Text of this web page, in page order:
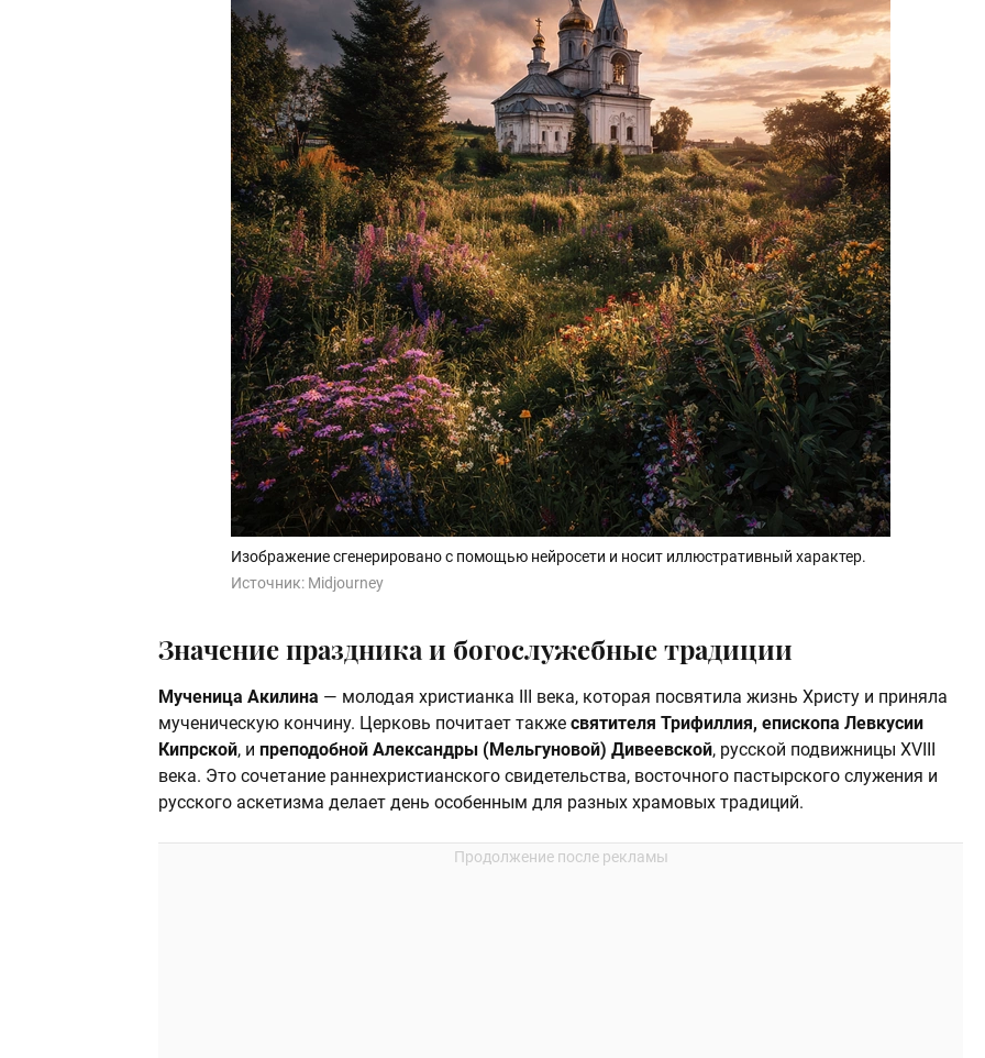
Изображение сгенерировано с помощью нейросети и носит иллюстративный характер.
Источник: Midjourney
Значение праздника и богослужебные традиции
Мученица Акилина — молодая христианка III века, которая посвятила жизнь Христу и приняла
мученическую кончину. Церковь почитает также святителя Трифиллия, епископа Левкусии
Кипрской, и преподобной Александры (Мельгуновой) Дивеевской, русской подвижницы XVIII
века. Это сочетание раннехристианского свидетельства, восточного пастырского служения и
русского аскетизма делает день особенным для разных храмовых традиций.